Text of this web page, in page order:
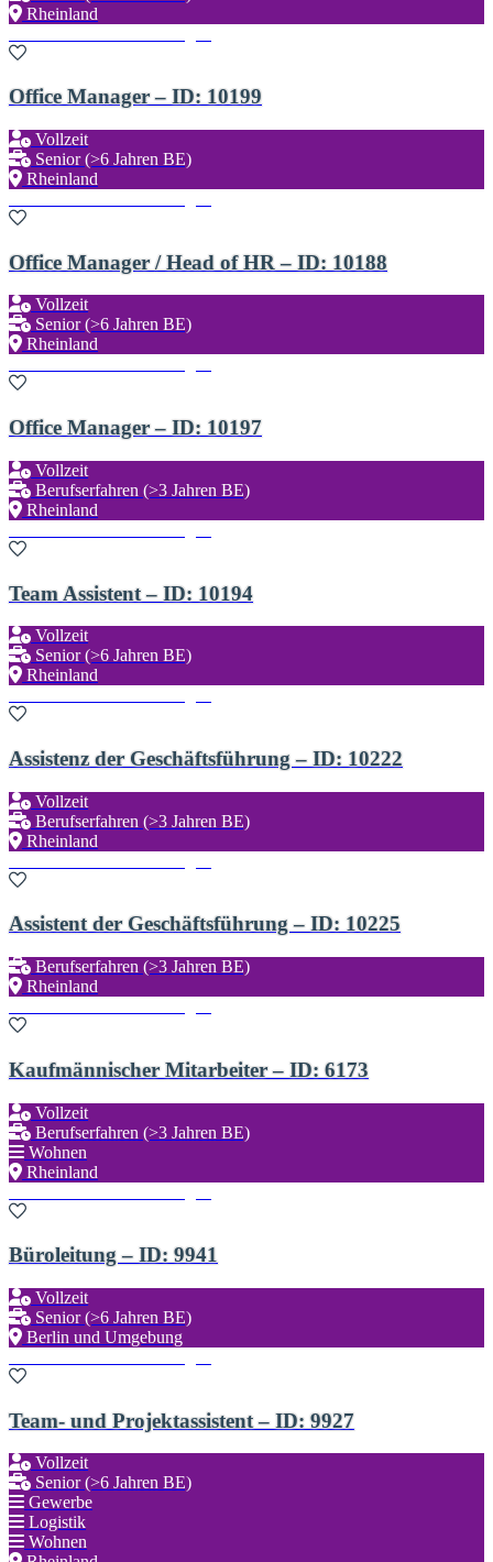
Rheinland
Office Manager – ID: 10199
Vollzeit
Senior (>6 Jahren BE)
Rheinland
Office Manager / Head of HR – ID: 10188
Vollzeit
Senior (>6 Jahren BE)
Rheinland
Office Manager – ID: 10197
Vollzeit
Berufserfahren (>3 Jahren BE)
Rheinland
Team Assistent – ID: 10194
Vollzeit
Senior (>6 Jahren BE)
Rheinland
Assistenz der Geschäftsführung – ID: 10222
Vollzeit
Berufserfahren (>3 Jahren BE)
Rheinland
Assistent der Geschäftsführung – ID: 10225
Berufserfahren (>3 Jahren BE)
Rheinland
Kaufmännischer Mitarbeiter – ID: 6173
Vollzeit
Berufserfahren (>3 Jahren BE)
Wohnen
Rheinland
Büroleitung – ID: 9941
Vollzeit
Senior (>6 Jahren BE)
Berlin und Umgebung
Team- und Projektassistent – ID: 9927
Vollzeit
Senior (>6 Jahren BE)
Gewerbe
Logistik
Wohnen